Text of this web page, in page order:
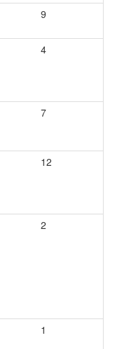
9
4
7
12
2
1